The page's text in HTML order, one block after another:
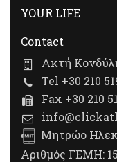
YOUR LIFE
Contact
Ακτή
Tel +30 210
Fax +30 210
Μητρώο
Αριθμός ΓΕΜΗ: